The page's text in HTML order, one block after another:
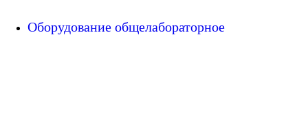
Оборудование общелабораторное